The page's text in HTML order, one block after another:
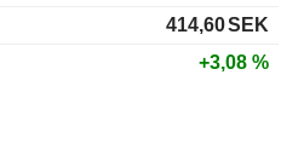
414,60SEK
+3,08 %